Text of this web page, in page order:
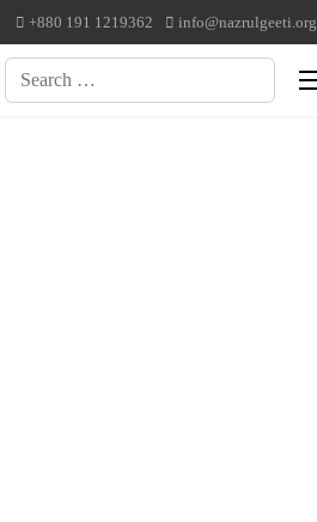
+880 191 1219362 info@nazrulgeeti.org
Search